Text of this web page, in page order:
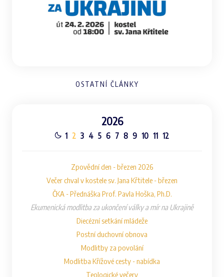
OSTATNÍ ČLÁNKY
2026
1 2 3 4 5 6 7 8 9 10 11 12
Zpovědní den - březen 2026
Večer chval v kostele sv. Jana Křtitele - březen
ČKA - Přednáška Prof. Pavla Hoška, Ph.D.
Ekumenická modlitba za ukončení války a mír na Ukrajině
Diecézní setkání mládeže
Postní duchovní obnova
Modlitby za povolání
Modlitba Křížové cesty - nabídka
Teologické večery